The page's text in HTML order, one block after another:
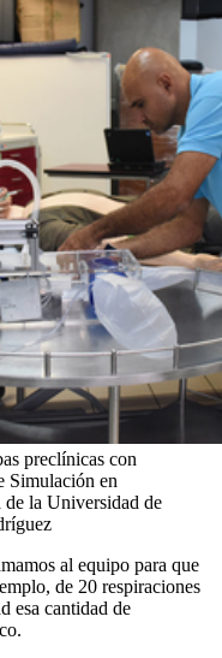
preclínicas con
Simulación en
de la Universidad de
al equipo para que
de 20 respiraciones
esa cantidad de